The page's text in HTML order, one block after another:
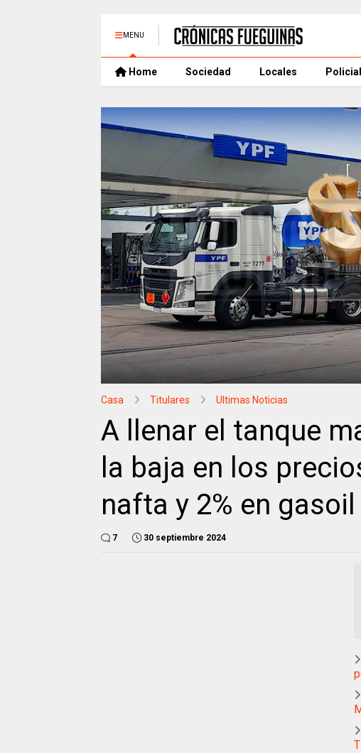
MENU
Home Sociedad Locales
Casa Titulares Ultimas Noticias
A llenar el tanque
la baja en los
nafta y 2% en gasoil
7 30 septiembre 2024